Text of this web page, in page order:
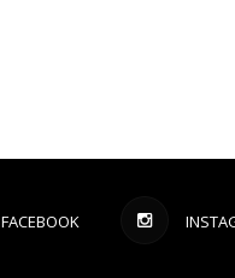
FACEBOOK